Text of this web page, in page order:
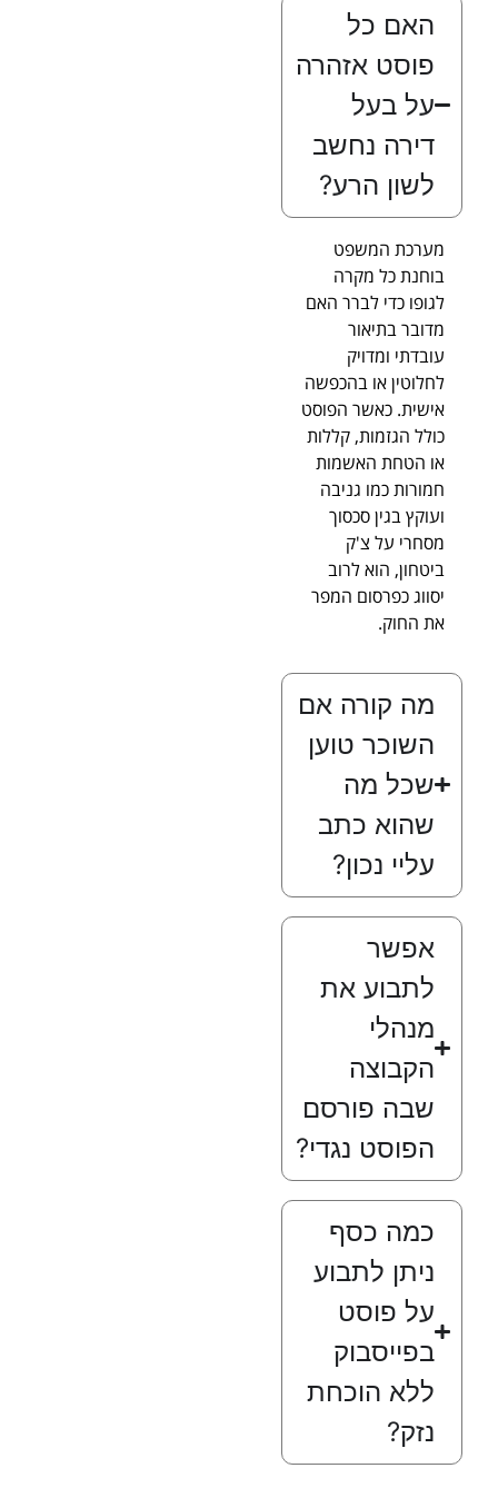
האם כל
פוסט אזהרה
על בעל
דירה נחשב
לשון הרע?
מערכת המשפט
בוחנת כל מקרה
לגופו כדי לברר האם
מדובר בתיאור
עובדתי ומדויק
לחלוטין או בהכפשה
אישית. כאשר הפוסט
כולל הגזמות, קללות
או הטחת האשמות
חמורות כמו גניבה
ועוקץ בגין סכסוך
מסחרי על צ'ק
ביטחון, הוא לרוב
יסווג כפרסום המפר
את החוק.
מה קורה אם
השוכר טוען
שכל מה
שהוא כתב
עליי נכון?
אפשר
לתבוע את
מנהלי
הקבוצה
שבה פורסם
הפוסט נגדי?
כמה כסף
ניתן לתבוע
על פוסט
בפייסבוק
ללא הוכחת
נזק?